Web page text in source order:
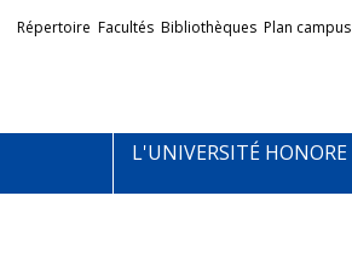
Liens
externes
Répertoire Facultés Bibliothèques Plan campus
L'UNIVERSITÉ HONORE